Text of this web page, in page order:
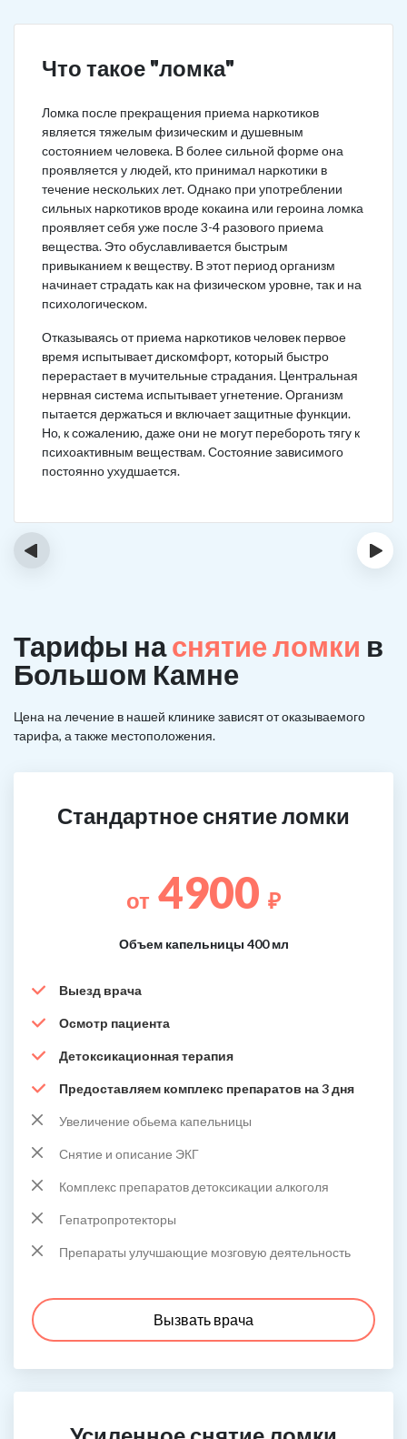
Что такое "ломка"
Ломка после прекращения приема наркотиков
является тяжелым физическим и душевным
состоянием человека. В более сильной форме она
проявляется у людей, кто принимал наркотики в
течение нескольких лет. Однако при употреблении
сильных наркотиков вроде кокаина или героина ломка
проявляет себя уже после 3-4 разового приема
вещества. Это обуславливается быстрым
привыканием к веществу. В этот период организм
начинает страдать как на физическом уровне, так и на
психологическом.
Отказываясь от приема наркотиков человек первое
время испытывает дискомфорт, который быстро
перерастает в мучительные страдания. Центральная
нервная система испытывает угнетение. Организм
пытается держаться и включает защитные функции.
Но, к сожалению, даже они не могут перебороть тягу к
психоактивным веществам. Состояние зависимого
постоянно ухудшается.
‹ ›
Тарифы наснятие ломки в
Большом Камне
Цена на лечение в нашей клинике зависят от оказываемого
тарифа, а также местоположения.
Стандартное снятие ломки
от 4900 ₽
Объем капельницы 400 мл
Выезд врача
Осмотр пациента
Детоксикационная терапия
Предоставляем комплекс препаратов на 3 дня
Увеличение обьема капельницы
Снятие и описание ЭКГ
Комплекс препаратов детоксикации алкоголя
Гепатропротекторы
Препараты улучшающие мозговую деятельность
Вызвать врача